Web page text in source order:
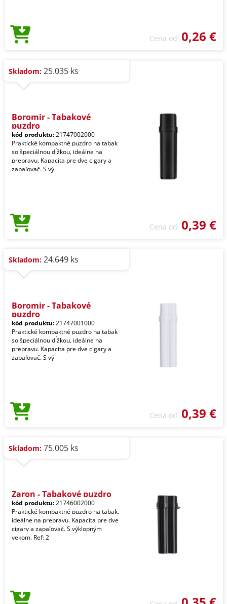
Cena od 0,26 €
Skladom: 25.035 ks
Boromir - Tabakové
puzdro
kód produktu:21747002000
Praktické kompaktné puzdro na tabak
so špeciálnou dĺžkou, ideálne na
prepravu. Kapacita pre dve cigary a
zapaľovač. S vý
Cena od 0,39 €
Skladom: 24.649 ks
Boromir - Tabakové
puzdro
kód produktu:21747001000
Praktické kompaktné puzdro na tabak
so špeciálnou dĺžkou, ideálne na
prepravu. Kapacita pre dve cigary a
zapaľovač. S vý
Cena od 0,39 €
Skladom: 75.005 ks
Zaron - Tabakové puzdro
kód produktu:21746002000
Praktické kompaktné puzdro na tabak,
ideálne na prepravu. Kapacita pre dve
cigary a zapaľovač. S výklopným
vekom. Ref: 2